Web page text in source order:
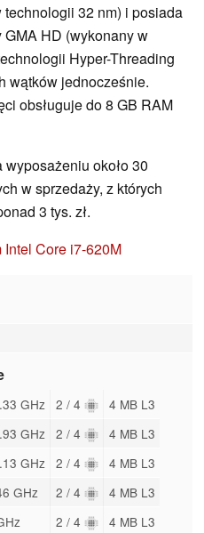
32 nm) i posiada
HD (wykonany w
Hyper-Threading
wątków jednocześnie.
obsługuje do 8 GB RAM
wyposażeniu około 30
w sprzedaży, z których
3 tys. zł.
Core i7-620M
GHz 2 / 4 4 MB L3
GHz 2 / 4 4 MB L3
GHz 2 / 4 4 MB L3
GHz 2 / 4 4 MB L3
2 / 4 4 MB L3